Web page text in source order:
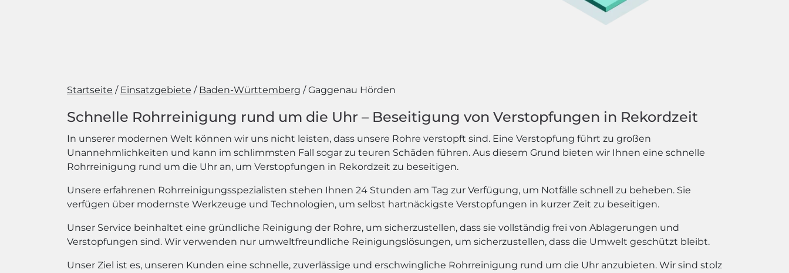
Startseite Einsatzgebiete Baden-Württemberg Gaggenau Hörden
Schnelle Rohrreinigung rund um die Uhr – Beseitigung von Verstopfungen in Rekordzeit
In unserer modernen Welt können wir uns nicht leisten, dass unsere Rohre verstopft sind. Eine Verstopfung führt zu großen
Unannehmlichkeiten und kann im schlimmsten Fall sogar zu teuren Schäden führen. Aus diesem Grund bieten wir Ihnen eine schnelle
Rohrreinigung rund um die Uhr an, um Verstopfungen in Rekordzeit zu beseitigen.
Unsere erfahrenen Rohrreinigungsspezialisten stehen Ihnen 24 Stunden am Tag zur Verfügung, um Notfälle schnell zu beheben. Sie
verfügen über modernste Werkzeuge und Technologien, um selbst hartnäckigste Verstopfungen in kurzer Zeit zu beseitigen.
Unser Service beinhaltet eine gründliche Reinigung der Rohre, um sicherzustellen, dass sie vollständig frei von Ablagerungen und
Verstopfungen sind. Wir verwenden nur umweltfreundliche Reinigungslösungen, um sicherzustellen, dass die Umwelt geschützt bleibt.
Unser Ziel ist es, unseren Kunden eine schnelle, zuverlässige und erschwingliche Rohrreinigung rund um die Uhr anzubieten. Wir sind stolz